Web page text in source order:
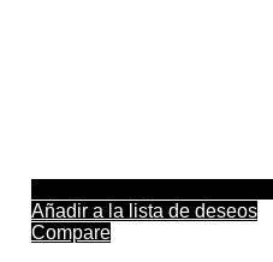
Añadir a la lista de deseos
Compare